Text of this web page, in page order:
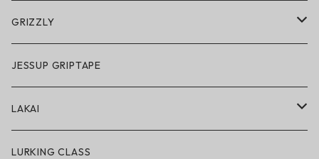
アクセサリー・小物
GRIZZLY
GRIZZLY × POLeR
アパレル
ハードグッズ
JESSUP GRIPTAPE
LAKAI
LAKAI × POLeR
LURKING CLASS